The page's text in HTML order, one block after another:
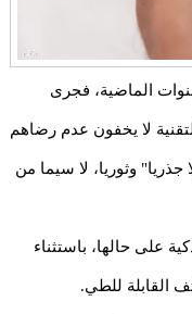
الماضية، فجرى
لا يخفون عدم رضاهم
وثوريا، لا سيما من
على حالها، باستثناء
القابلة للطي.